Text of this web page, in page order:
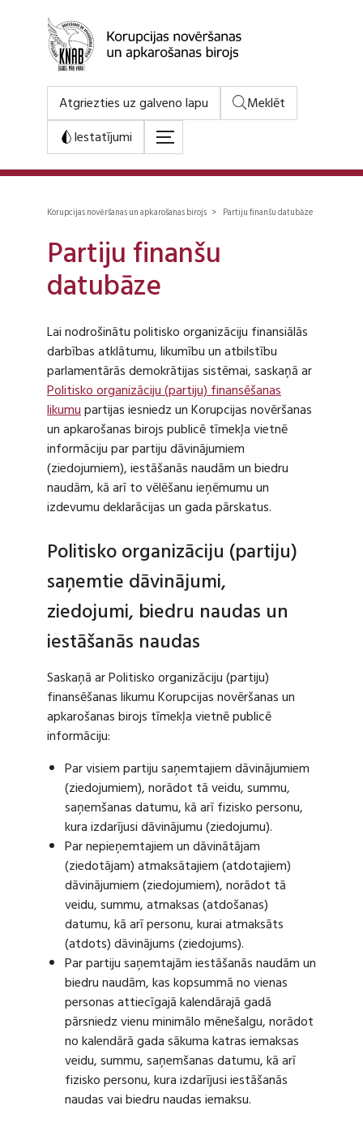
Atgriezties uz galveno lapu
Meklēt
Iestatījumi
Korupcijas novēršanas un apkarošanas birojs > Partiju finanšu datubāze
Partiju finanšu
datubāze
Lai nodrošinātu politisko organizāciju finansiālās
darbības atklātumu, likumību un atbilstību
parlamentārās demokrātijas sistēmai, saskaņā ar
Politisko organizāciju (partiju) finansēšanas
likumupartijas iesniedz un Korupcijas novēršanas
un apkarošanas birojs publicē tīmekļa vietnē
informāciju par partiju dāvinājumiem
(ziedojumiem), iestāšanās naudām un biedru
naudām, kā arī to vēlēšanu ieņēmumu un
izdevumu deklarācijas un gada pārskatus.
Politisko organizāciju (partiju)
saņemtie dāvinājumi,
ziedojumi, biedru naudas un
iestāšanās naudas
Saskaņā ar Politisko organizāciju (partiju)
finansēšanas likumu Korupcijas novēršanas un
apkarošanas birojs tīmekļa vietnē publicē
informāciju:
Par visiem partiju saņemtajiem dāvinājumiem
(ziedojumiem), norādot tā veidu, summu,
saņemšanas datumu, kā arī fizisko personu,
kura izdarījusi dāvinājumu (ziedojumu).
Par nepieņemtajiem un dāvinātājam
(ziedotājam) atmaksātajiem (atdotajiem)
dāvinājumiem (ziedojumiem), norādot tā
veidu, summu, atmaksas (atdošanas)
datumu, kā arī personu, kurai atmaksāts
(atdots) dāvinājums (ziedojums).
Par partiju saņemtajām iestāšanās naudām un
biedru naudām, kas kopsummā no vienas
personas attiecīgajā kalendārajā gadā
pārsniedz vienu minimālo mēnešalgu, norādot
no kalendārā gada sākuma katras iemaksas
veidu, summu, saņemšanas datumu, kā arī
fizisko personu, kura izdarījusi iestāšanās
naudas vai biedru naudas iemaksu.